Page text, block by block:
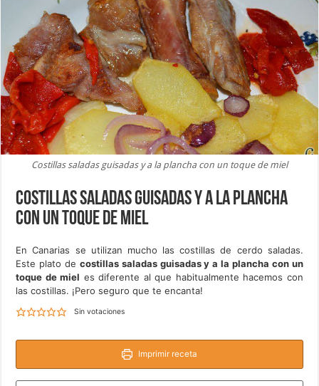
Costillas saladas guisadas y a la plancha con un toque de miel
Costillas saladas guisadas y a la plancha
con un toque de miel
En Canarias se utilizan mucho las costillas de cerdo saladas.
Este plato de costillas saladas guisadas y a la plancha con un
toque de miel es diferente al que habitualmente hacemos con
las costillas. ¡Pero seguro que te encanta!
Sin votaciones
Imprimir receta